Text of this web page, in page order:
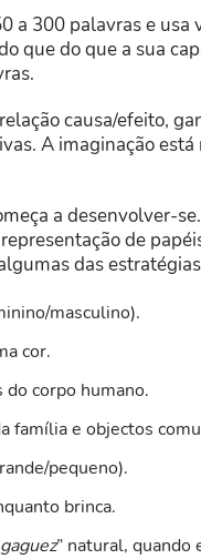
a 300 palavras e usa
que do que a sua
causa/efeito,
A imaginação
a desenvolver-
de
das
masculino).
cor.
corpo humano.
família e objectos
pequeno).
brinca.
gaguez” natural, quando